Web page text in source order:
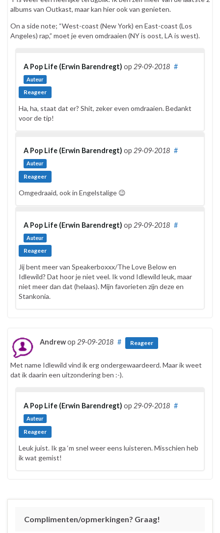
albums van Outkast, maar kan hier ook van genieten.
On a side note; “West-coast (New York) en East-coast (Los
Angeles) rap,” moet je even omdraaien (NY is oost, LA is west).
A Pop Life (Erwin Barendregt) op 29-09-2018
Auteur
#
Reageer
Ha, ha, staat dat er? Shit, zeker even omdraaien. Bedankt
voor de tip!
A Pop Life (Erwin Barendregt) op 29-09-2018
Auteur
#
Reageer
Omgedraaid, ook in Engelstalige 😉
A Pop Life (Erwin Barendregt) op 29-09-2018
Auteur
#
Reageer
Jij bent meer van Speakerboxxx/The Love Below en
Idlewild? Dat hoor je niet veel. Ik vond Idlewild leuk, maar
niet meer dan dat (helaas). Mijn favorieten zijn deze en
Stankonia.
Andrewop 29-09-2018 # Reageer
Met name Idlewild vind ik erg ondergewaardeerd. Maar ik weet
dat ik daarin een uitzondering ben :-).
A Pop Life (Erwin Barendregt) op 29-09-2018
Auteur
#
Reageer
Leuk juist. Ik ga ‘m snel weer eens luisteren. Misschien heb
ik wat gemist!
Complimenten/opmerkingen? Graag!